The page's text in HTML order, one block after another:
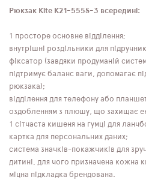
Рюкзак Kite K21-555S-3 всередині:
1 просторе основне відділення;
внутрішні роздільники для
фіксатор (завдяки продуманій
підтримує баланс ваги, допомагає
рюкзака);
відділення для телефону або
оздобленням з плюшу, що захищає
1 сітчаста кишеня на гумці для
картка для персональних даних;
система значків-покажчиків для
дитині, для чого призначена кожна
міцна підкладка брендована.